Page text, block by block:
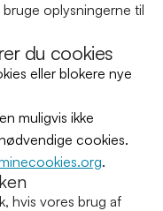
bruge oplysningerne til
du cookies
eller blokere nye
muligvis ikke
cookies.
.
hvis vores brug af